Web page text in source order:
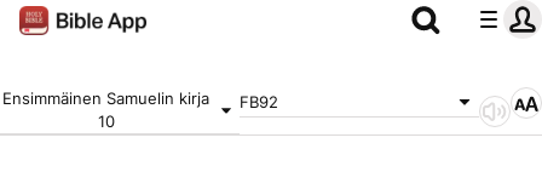
Ensimmäinen Samuelin kirja
10
FB92